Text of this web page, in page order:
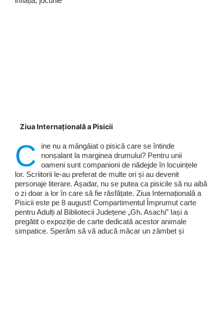
Ziua Internațională a Pisicii
C
ine nu a mângâiat o pisică care se întinde
nonșalant la marginea drumului? Pentru unii
oameni sunt companioni de nădejde în locuințele
lor. Scriitorii le-au preferat de multe ori și au devenit
personaje literare. Așadar, nu se putea ca pisicile să nu aibă
o zi doar a lor în care să fie răsfățate. Ziua Internațională a
Pisicii este pe 8 august! Compartimentul Împrumut carte
pentru Adulți al Bibliotecii Județene „Gh. Asachi” Iași a
pregătit o expoziție de carte dedicată acestor animale
simpatice. Sperăm să vă aducă măcar un zâmbet și